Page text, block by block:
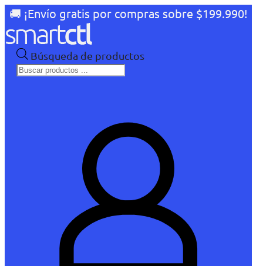
🚚 ¡Envío gratis por compras sobre $199.990!
Búsqueda de productos